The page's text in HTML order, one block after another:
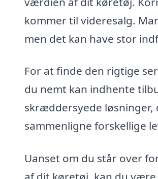
kommer til videresalg.
men det kan have stor
For at finde den rigtige
du nemt kan indhente
skræddersyede
sammenligne forskellige
Uanset om du står over